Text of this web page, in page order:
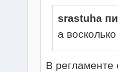
srastuha
а
В регламенте